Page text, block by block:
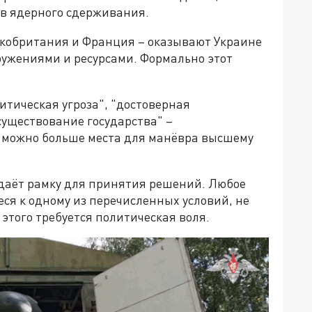
ядерного сдерживания.
и Франция – оказывают Украине
и ресурсами. Формально этот
угроза", "достоверная
государства" –
больше места для манёвра высшему
рамку для принятия решений. Любое
к одному из перечисленных условий, не
требуется политическая воля.